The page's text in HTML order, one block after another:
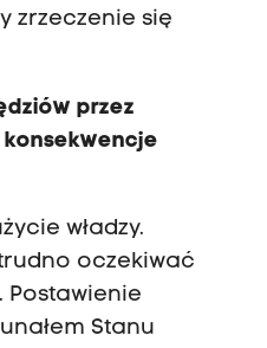
zrzeczenie się
przez
władzy.
oczekiwać
Postawienie
Stanu